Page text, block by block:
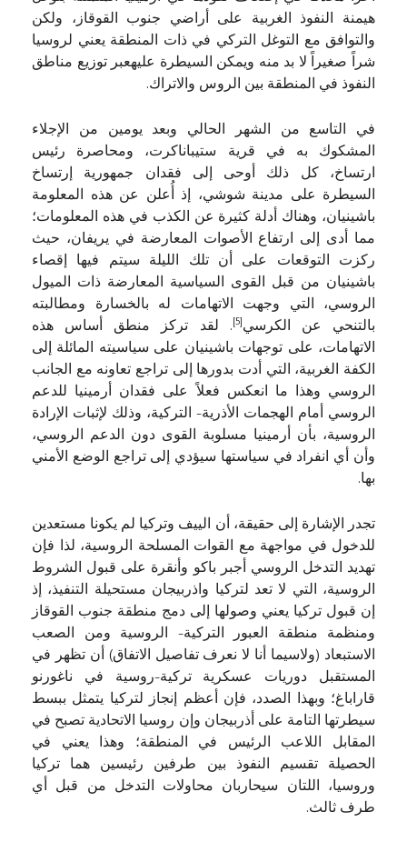
هيمنة النفوذ الغربية على أراضي جنوب القوقاز، ولكن
والتوافق مع التوغل التركي في ذات المنطقة يعني لروسيا
شراً صغيراً لا بد منه ويمكن السيطرة عليهعبر توزيع مناطق
النفوذ في المنطقة بين الروس والاتراك.
في التاسع من الشهر الحالي وبعد يومين من الإجلاء
المشكوك به في قرية ستيباناكرت، ومحاصرة رئيس
ارتساخ، كل ذلك أوحى إلى فقدان جمهورية إرتساخ
السيطرة على مدينة شوشي، إذ أُعلن عن هذه المعلومة
باشينيان، وهناك أدلة كثيرة عن الكذب في هذه المعلومات؛
مما أدى إلى ارتفاع الأصوات المعارضة في يريفان، حيث
ركزت التوقعات على أن تلك الليلة سيتم فيها إقصاء
باشينيان من قبل القوى السياسية المعارضة ذات الميول
الروسي، التي وجهت الاتهامات له بالخسارة ومطالبته
بالتنحي عن الكرسي[5] . لقد تركز منطق أساس هذه
الاتهامات، على توجهات باشينيان على سياسيته المائلة إلى
الكفة الغربية، التي أدت بدورها إلى تراجع تعاونه مع الجانب
الروسي وهذا ما انعكس فعلاً على فقدان أرمينيا للدعم
الروسي أمام الهجمات الأذرية- التركية، وذلك لإثبات الإرادة
الروسية، بأن أرمينيا مسلوبة القوى دون الدعم الروسي،
وأن أي انفراد في سياستها سيؤدي إلى تراجع الوضع الأمني
بها.
تجدر الإشارة إلى حقيقة، أن الييف وتركيا لم يكونا مستعدين
للدخول في مواجهة مع القوات المسلحة الروسية، لذا فإن
تهديد التدخل الروسي أجبر باكو وأنقرة على قبول الشروط
الروسية، التي لا تعد لتركيا واذربيجان مستحيلة التنفيذ، إذ
إن قبول تركيا يعني وصولها إلى دمج منطقة جنوب القوقاز
ومنظمة منطقة العبور التركية- الروسية ومن الصعب
الاستبعاد (ولاسيما أنا لا نعرف تفاصيل الاتفاق) أن تظهر في
المستقبل دوريات عسكرية تركية-روسية في ناغورنو
قاراباغ؛ وبهذا الصدد، فإن أعظم إنجاز لتركيا يتمثل ببسط
سيطرتها التامة على أذربيجان وإن روسيا الاتحادية تصبح في
المقابل اللاعب الرئيس في المنطقة؛ وهذا يعني في
الحصيلة تقسيم النفوذ بين طرفين رئيسين هما تركيا
وروسيا، اللتان سيحاربان محاولات التدخل من قبل أي
طرف ثالث.